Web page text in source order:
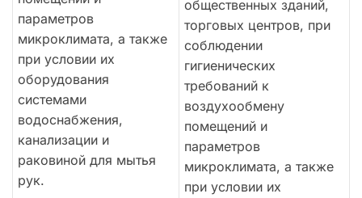
параметров
микроклимата, а также
при условии их
оборудования
системами
водоснабжения,
канализации и
раковиной для мытья
рук.
общественных зданий,
торговых центров, при
соблюдении
гигиенических
требований к
воздухообмену
помещений и
параметров
микроклимата, а также
при условии их